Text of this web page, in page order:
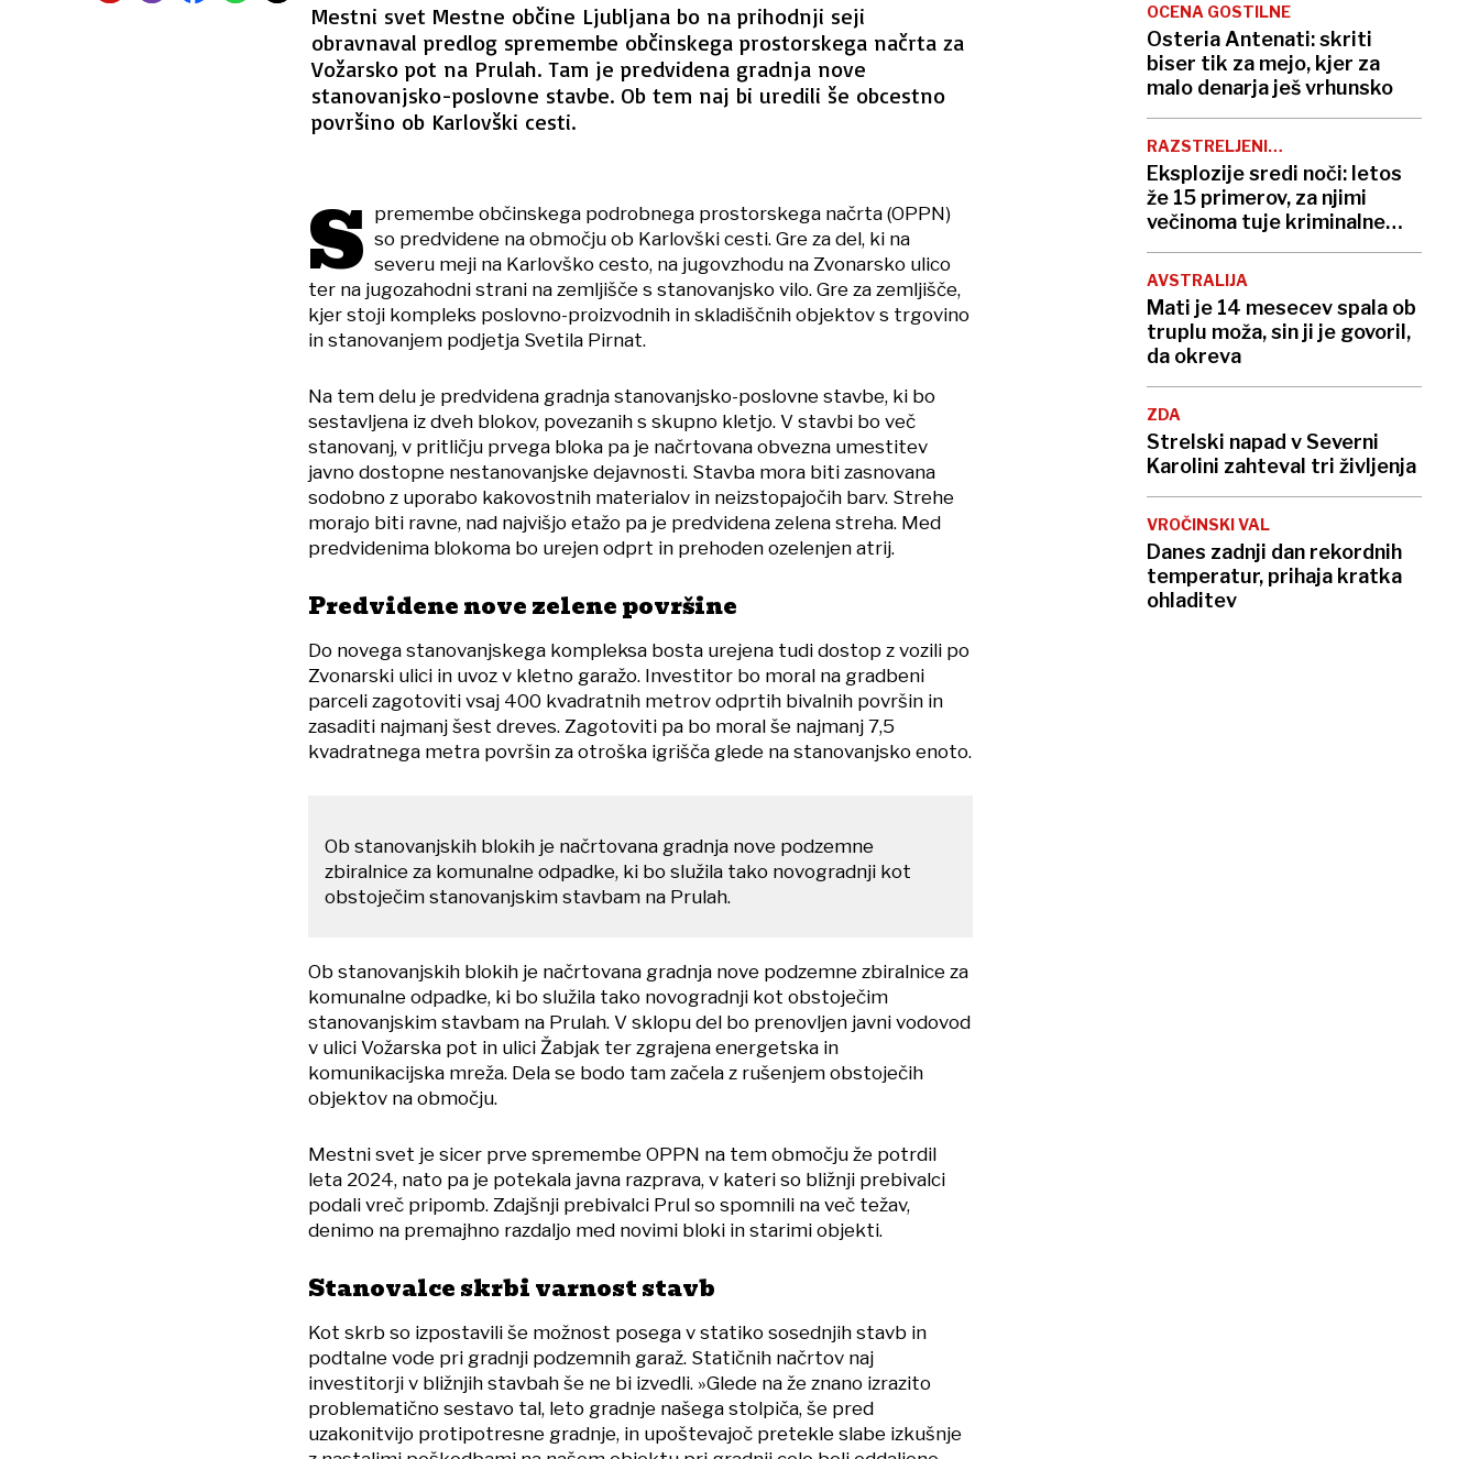
Mestni svet Mestne občine Ljubljana bo na prihodnji seji
obravnaval predlog spremembe občinskega prostorskega načrta za
Vožarsko pot na Prulah. Tam je predvidena gradnja nove
stanovanjsko-poslovne stavbe. Ob tem naj bi uredili še obcestno
površino ob Karlovški cesti.
S premembe občinskega podrobnega prostorskega načrta (OPPN)
so predvidene na območju ob Karlovški cesti. Gre za del, ki na
severu meji na Karlovško cesto, na jugovzhodu na Zvonarsko ulico
ter na jugozahodni strani na zemljišče s stanovanjsko vilo. Gre za zemljišče,
kjer stoji kompleks poslovno-proizvodnih in skladiščnih objektov s trgovino
in stanovanjem podjetja Svetila Pirnat.
Na tem delu je predvidena gradnja stanovanjsko-poslovne stavbe, ki bo
sestavljena iz dveh blokov, povezanih s skupno kletjo. V stavbi bo več
stanovanj, v pritličju prvega bloka pa je načrtovana obvezna umestitev
javno dostopne nestanovanjske dejavnosti. Stavba mora biti zasnovana
sodobno z uporabo kakovostnih materialov in neizstopajočih barv. Strehe
morajo biti ravne, nad najvišjo etažo pa je predvidena zelena streha. Med
predvidenima blokoma bo urejen odprt in prehoden ozelenjen atrij.
Predvidene nove zelene površine
Do novega stanovanjskega kompleksa bosta urejena tudi dostop z vozili po
Zvonarski ulici in uvoz v kletno garažo. Investitor bo moral na gradbeni
parceli zagotoviti vsaj 400 kvadratnih metrov odprtih bivalnih površin in
zasaditi najmanj šest dreves. Zagotoviti pa bo moral še najmanj 7,5
kvadratnega metra površin za otroška igrišča glede na stanovanjsko enoto.
Ob stanovanjskih blokih je načrtovana gradnja nove podzemne
zbiralnice za komunalne odpadke, ki bo služila tako novogradnji kot
obstoječim stanovanjskim stavbam na Prulah.
Ob stanovanjskih blokih je načrtovana gradnja nove podzemne zbiralnice za
komunalne odpadke, ki bo služila tako novogradnji kot obstoječim
stanovanjskim stavbam na Prulah. V sklopu del bo prenovljen javni vodovod
v ulici Vožarska pot in ulici Žabjak ter zgrajena energetska in
komunikacijska mreža. Dela se bodo tam začela z rušenjem obstoječih
objektov na območju.
Mestni svet je sicer prve spremembe OPPN na tem območju že potrdil
leta 2024, nato pa je potekala javna razprava, v kateri so bližnji prebivalci
podali vreč pripomb. Zdajšnji prebivalci Prul so spomnili na več težav,
denimo na premajhno razdaljo med novimi bloki in starimi objekti.
Stanovalce skrbi varnost stavb
Kot skrb so izpostavili še možnost posega v statiko sosednjih stavb in
podtalne vode pri gradnji podzemnih garaž. Statičnih načrtov naj
investitorji v bližnjih stavbah še ne bi izvedli. »Glede na že znano izrazito
problematično sestavo tal, leto gradnje našega stolpiča, še pred
uzakonitvijo protipotresne gradnje, in upoštevajoč pretekle slabe izkušnje
OCENA GOSTILNE
Osteria Antenati: skriti
biser tik za mejo, kjer za
malo denarja ješ vrhunsko
RAZSTRELJENI
BANKOMATI
Eksplozije sredi noči: letos
že 15 primerov, za njimi
večinoma tuje kriminalne
združbe
AVSTRALIJA
Mati je 14 mesecev spala ob
truplu moža, sin ji je govoril,
da okreva
ZDA
Strelski napad v Severni
Karolini zahteval tri življenja
VROČINSKI VAL
Danes zadnji dan rekordnih
temperatur, prihaja kratka
ohladitev